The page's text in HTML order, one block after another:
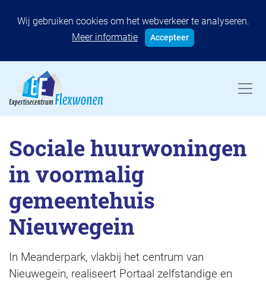
Wij gebruiken cookies om het webverkeer te analyseren.
Meer informatie
Accepteer
Sociale huurwoningen
in voormalig
gemeentehuis
Nieuwegein
In Meanderpark, vlakbij het centrum van
Nieuwegein, realiseert Portaal zelfstandige en